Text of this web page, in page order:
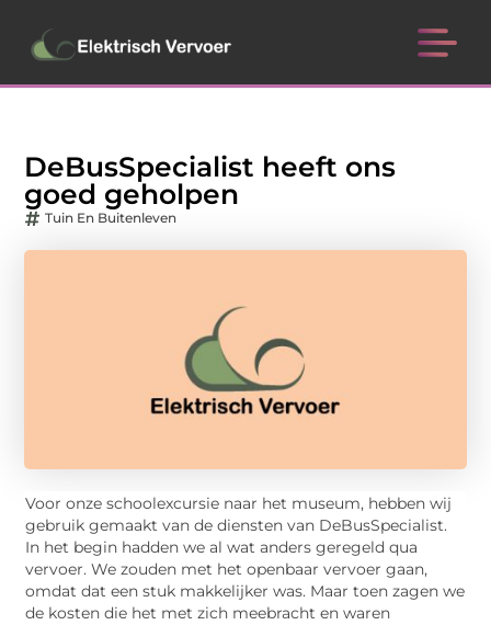
DeBusSpecialist heeft ons
goed geholpen
Tuin En Buitenleven
Voor onze schoolexcursie naar het museum, hebben wij
gebruik gemaakt van de diensten van DeBusSpecialist.
In het begin hadden we al wat anders geregeld qua
vervoer. We zouden met het openbaar vervoer gaan,
omdat dat een stuk makkelijker was. Maar toen zagen we
de kosten die het met zich meebracht en waren